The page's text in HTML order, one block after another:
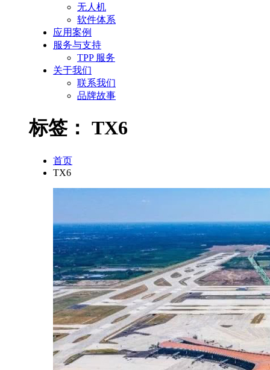
无人机
软件体系
应用案例
服务与支持
TPP 服务
关于我们
联系我们
品牌故事
标签： TX6
首页
TX6